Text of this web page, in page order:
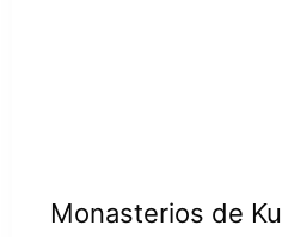
Monasterios de